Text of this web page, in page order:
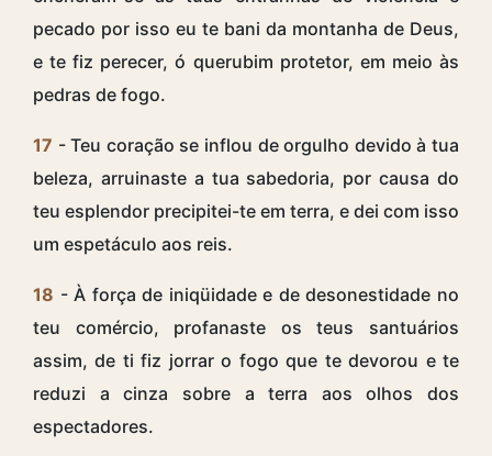
pecado por isso eu te bani da montanha de Deus,
e te fiz perecer, ó querubim protetor, em meio às
pedras de fogo.
17 - Teu coração se inflou de orgulho devido à tua
beleza, arruinaste a tua sabedoria, por causa do
teu esplendor precipitei-te em terra, e dei com isso
um espetáculo aos reis.
18 - À força de iniqüidade e de desonestidade no
teu comércio, profanaste os teus santuários
assim, de ti fiz jorrar o fogo que te devorou e te
reduzi a cinza sobre a terra aos olhos dos
espectadores.